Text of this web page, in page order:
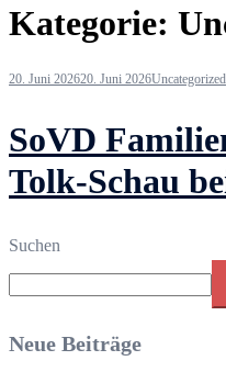
Kategorie:
20. Juni 202620. Juni 2026Uncategorized
SoVD
Tolk-Schau
Suchen
Neue Beiträge